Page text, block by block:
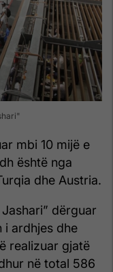
mbi 10 mijë e
është nga
dhe Austria.
dërguar
i ardhjes dhe
realizuar gjatë
në total 586